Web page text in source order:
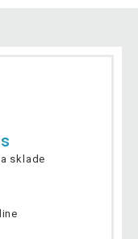
sklade